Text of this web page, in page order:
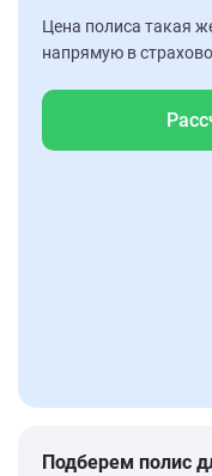
Цена полиса такая
напрямую в
Подберем полис